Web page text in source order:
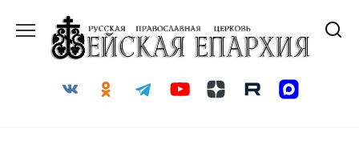
содержанию